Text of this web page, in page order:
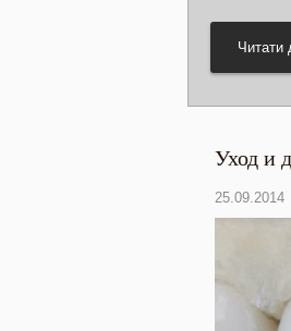
Читати
Уход и
25.09.2014